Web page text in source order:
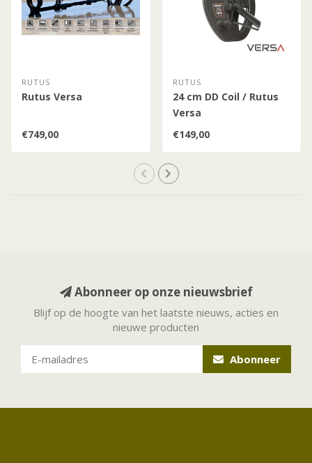
RUTUS
Rutus Versa
€749,00
RUTUS
24 cm DD Coil / Rutus
Versa
€149,00
Abonneer op onze nieuwsbrief
Blijf op de hoogte van het laatste nieuws, acties en
nieuwe producten
Abonneer